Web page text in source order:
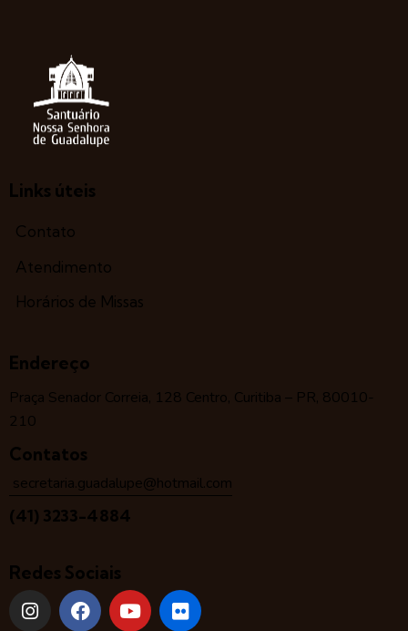
Links úteis
Contato
Atendimento
Horários de Missas
Endereço
Praça Senador Correia, 128 Centro, Curitiba – PR, 80010-
210
Contatos
secretaria.guadalupe@hotmail.com
(41) 3233-4884
Redes Sociais